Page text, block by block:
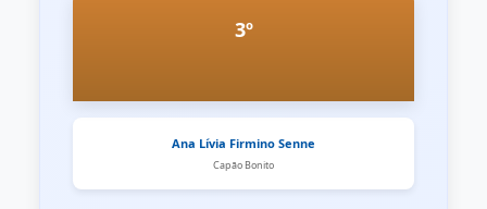
3º
Ana Lívia Firmino Senne
Capão Bonito